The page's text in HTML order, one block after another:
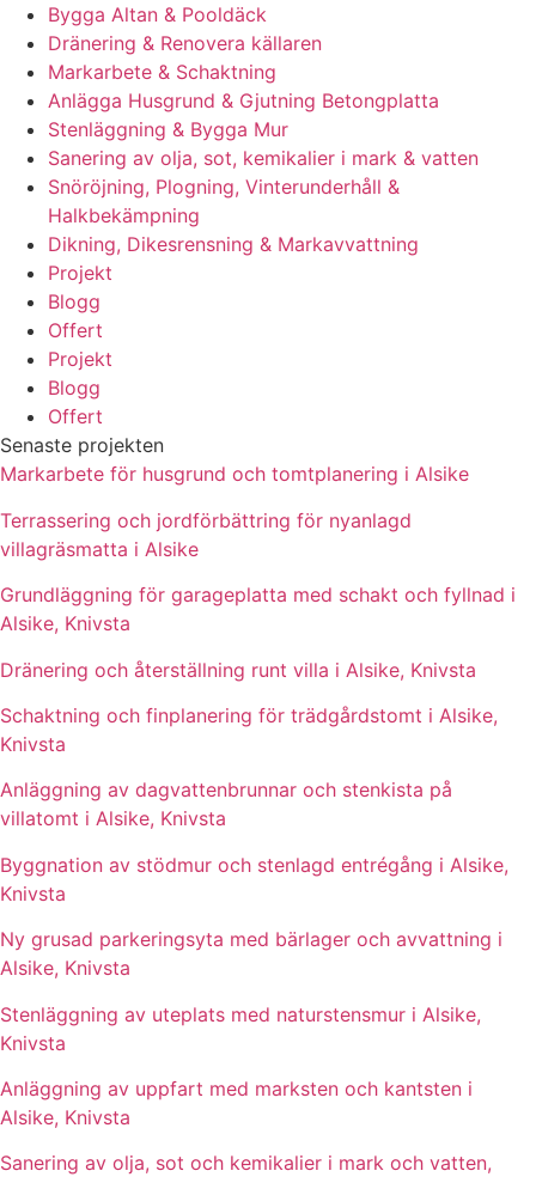
Bygga Altan & Pooldäck
Dränering & Renovera källaren
Markarbete & Schaktning
Anlägga Husgrund & Gjutning Betongplatta
Stenläggning & Bygga Mur
Sanering av olja, sot, kemikalier i mark & vatten
Snöröjning, Plogning, Vinterunderhåll &
Halkbekämpning
Dikning, Dikesrensning & Markavvattning
Projekt
Blogg
Offert
Projekt
Blogg
Offert
Senaste projekten
Markarbete för husgrund och tomtplanering i Alsike
Terrassering och jordförbättring för nyanlagd
villagräsmatta i Alsike
Grundläggning för garageplatta med schakt och fyllnad i
Alsike, Knivsta
Dränering och återställning runt villa i Alsike, Knivsta
Schaktning och finplanering för trädgårdstomt i Alsike,
Knivsta
Anläggning av dagvattenbrunnar och stenkista på
villatomt i Alsike, Knivsta
Byggnation av stödmur och stenlagd entrégång i Alsike,
Knivsta
Ny grusad parkeringsyta med bärlager och avvattning i
Alsike, Knivsta
Stenläggning av uteplats med naturstensmur i Alsike,
Knivsta
Anläggning av uppfart med marksten och kantsten i
Alsike, Knivsta
Sanering av olja, sot och kemikalier i mark och vatten,